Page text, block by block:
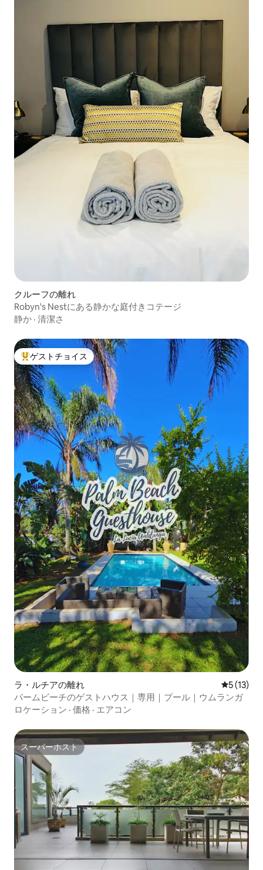
クルーフの離れ
Robyn's Nestにある静かな庭付きコテージ
静か · 清潔さ
大好評のゲストチョイスです。
ゲストチョイス
ラ・ルチアの離れ レビュー
5 (13)
パームビーチのゲストハウス｜専用｜プール｜ウムランガ
ロケーション · 価格 · エアコン
スーパーホスト
スーパーホスト